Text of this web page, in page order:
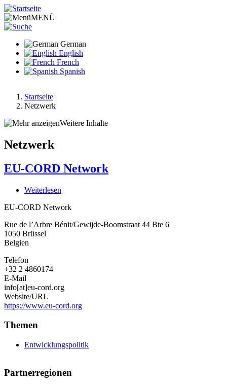
Direkt
zum
Inhalt
MENÜ
German
English
French
Spanish
Pfadnavigation
Startseite
Netzwerk
Weitere Inhalte
Netzwerk
EU-CORD Network
Weiterlesen
CORD
EU-CORD Network
Rue de l’Arbre Bénit/Gewijde-Boomstraat 44 Bte 6
1050 Brüssel
Belgien
Telefon
+32 2 4860174
E-Mail
info[at]eu-cord.org
Website/URL
https://www.eu-cord.org
Themen
Entwicklungspolitik
Partnerregionen